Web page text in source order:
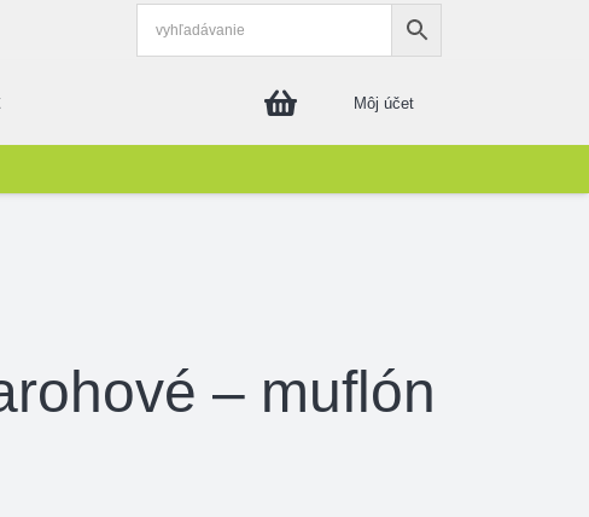
Môj účet
– muflón